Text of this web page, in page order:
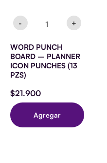
- +
WORD PUNCH
BOARD – PLANNER
ICON PUNCHES (13
PZS)
$21.900
Agregar